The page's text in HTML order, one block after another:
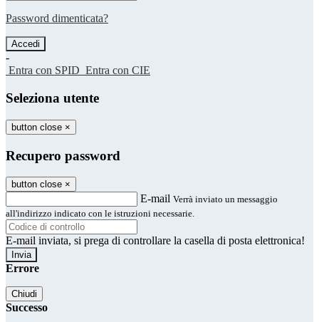
Password dimenticata?
-
Entra con SPID Entra con CIE
Seleziona utente
button close ×
Recupero password
button close ×
E-mail Verrà inviato un messaggio
all'indirizzo indicato con le istruzioni necessarie.
E-mail inviata, si prega di controllare la casella di posta elettronica!
Errore
Chiudi
Successo